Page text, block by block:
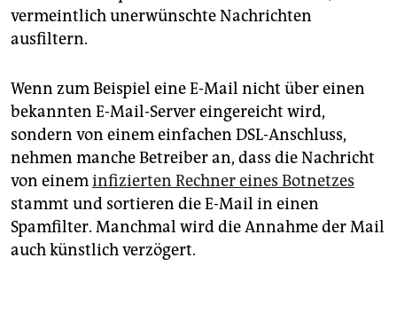
vermeintlich unerwünschte Nachrichten
ausfiltern.
Wenn zum Beispiel eine E-Mail nicht über einen
bekannten E-Mail-Server eingereicht wird,
sondern von einem einfachen DSL-Anschluss,
nehmen manche Betreiber an, dass die Nachricht
von eineminfizierten Rechner eines Botnetzes
stammt und sortieren die E-Mail in einen
Spamfilter. Manchmal wird die Annahme der Mail
auch künstlich verzögert.